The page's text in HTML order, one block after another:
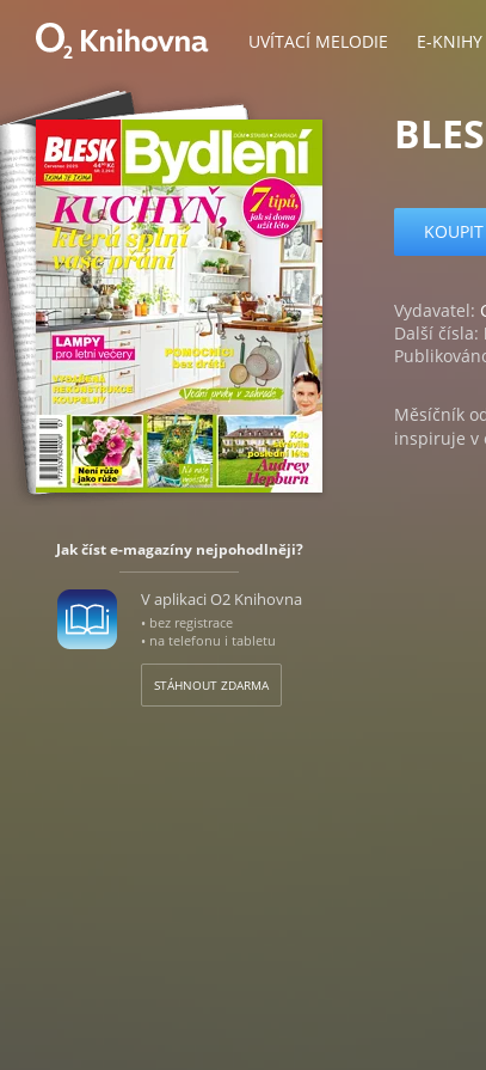
UVÍTACÍ MELODIE E-KNIHY
Jak číst e-magazíny nejpohodlněji?
V aplikaci O2 Knihovna
• bez registrace
• na telefonu i tabletu
STÁHNOUT ZDARMA
Vydavatel:
Další čísla:
Měsíčník
inspiruje v